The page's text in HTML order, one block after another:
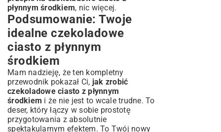
płynnym środkiem, nic więcej.
Podsumowanie: Twoje
idealne czekoladowe
ciasto z płynnym
środkiem
Mam nadzieję, że ten kompletny
przewodnik pokazał Ci, jak zrobić
czekoladowe ciasto z płynnym
środkiem i że nie jest to wcale trudne. To
deser, który łączy w sobie prostotę
przygotowania z absolutnie
spektakularnym efektem. To Twój nowy